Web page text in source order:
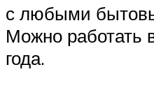
с любыми
Можно работать
года.